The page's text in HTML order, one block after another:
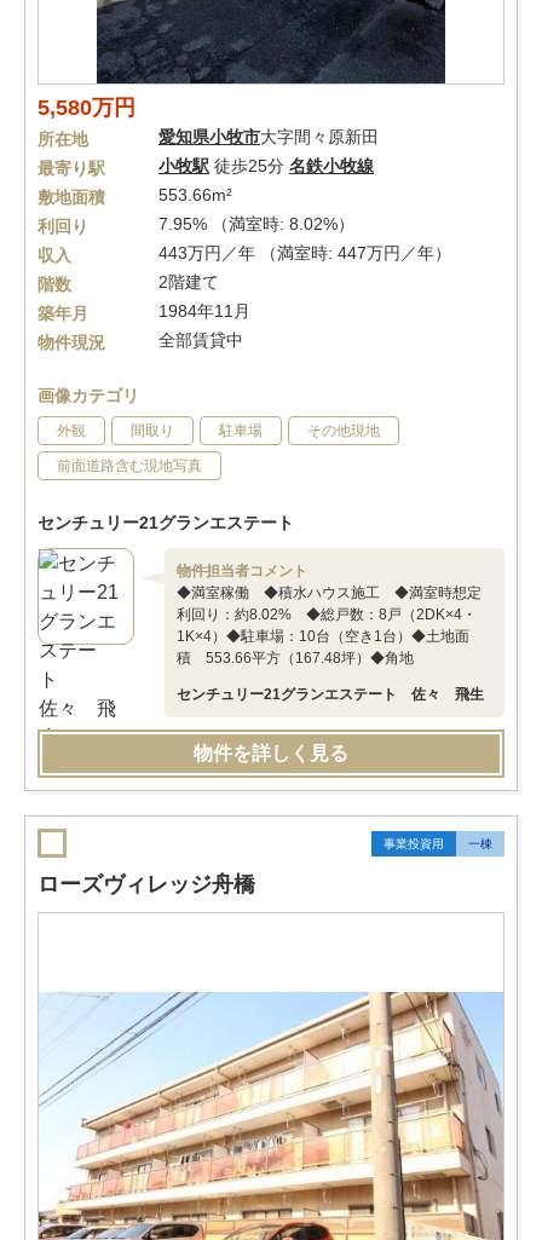
5,580万円
所在地 愛知県小牧市大字間々原新田
最寄り駅
小牧駅 徒歩25分 名鉄小牧線
敷地面積
553.66m²
利回り
7.95% （満室時: 8.02%）
収入
443万円／年 （満室時: 447万円／年）
階数
2階建て
築年月
1984年11月
物件現況
全部賃貸中
画像カテゴリ
外観 間取り 駐車場 その他現地
前面道路含む現地写真
センチュリー21グランエステート
物件担当者コメント
◆満室稼働 ◆積水ハウス施工 ◆満室時想定
利回り：約8.02% ◆総戸数：8戸（2DK×4・
1K×4）◆駐車場：10台（空き1台）◆土地面
積 553.66平方（167.48坪）◆角地
センチュリー21グランエステート 佐々 飛生
物件を詳しく見る
事業投資用 一棟
ローズヴィレッジ舟橋